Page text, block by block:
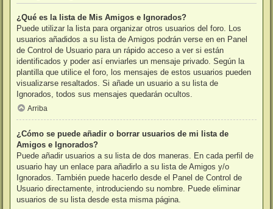
¿Qué es la lista de Mis Amigos e Ignorados?
Puede utilizar la lista para organizar otros usuarios del foro. Los
usuarios añadidos a su lista de Amigos podrán verse en en Panel
de Control de Usuario para un rápido acceso a ver si están
identificados y poder así enviarles un mensaje privado. Según la
plantilla que utilice el foro, los mensajes de estos usuarios pueden
visualizarse resaltados. Si añade un usuario a su lista de
Ignorados, todos sus mensajes quedarán ocultos.
Arriba
¿Cómo se puede añadir o borrar usuarios de mi lista de
Amigos e Ignorados?
Puede añadir usuarios a su lista de dos maneras. En cada perfil de
usuario hay un enlace para añadirlo a su lista de Amigos y/o
Ignorados. También puede hacerlo desde el Panel de Control de
Usuario directamente, introduciendo su nombre. Puede eliminar
usuarios de su lista desde esta misma página.